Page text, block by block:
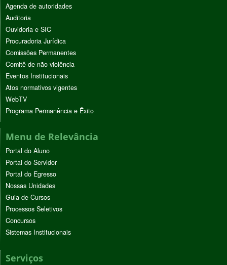
Agenda de autoridades
Auditoria
Ouvidoria e SIC
Procuradoria Jurídica
Comissões Permanentes
Comitê de não violência
Eventos Institucionais
Atos normativos vigentes
WebTV
Programa Permanência e Êxito
Menu de Relevância
Portal do Aluno
Portal do Servidor
Portal do Egresso
Nossas Unidades
Guia de Cursos
Processos Seletivos
Concursos
Sistemas Institucionais
Serviços